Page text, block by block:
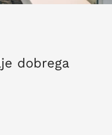
dobrega